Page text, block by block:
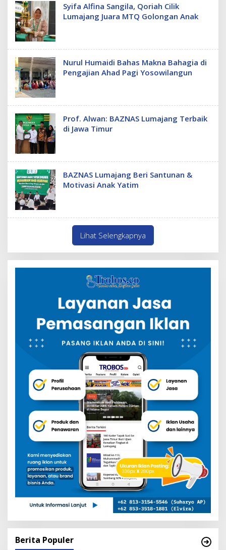
Syifa Alfina Sangila, Qoriah Cilik
Lumajang Juara MTQ Golongan Anak
Nurul Humaidi Bahas Makna Bahagia di
Pengajian Ahad Pagi Yosowilangun
Prof. Alwan: BAZNAS Lumajang Terbaik
di Jawa Timur
BAZNAS Lumajang Beri Santunan &
Motivasi Anak Yatim
Lihat Selengkapnya
Berita Populer